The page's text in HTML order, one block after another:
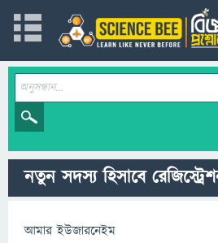
নতুন সদস্য হিসাবে
আমার ইউজারনেইম